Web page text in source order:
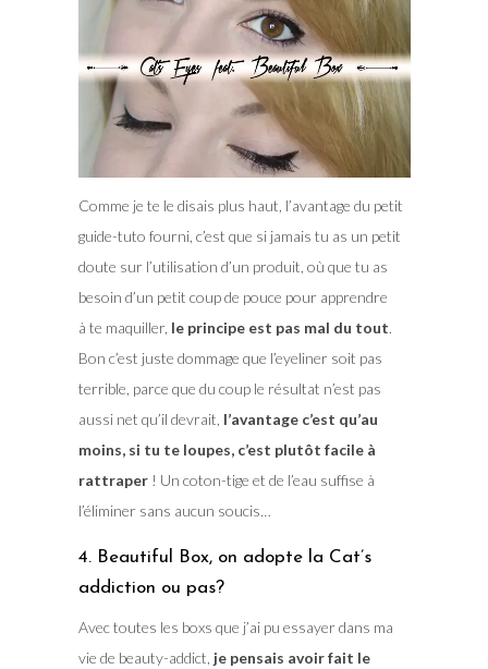
Comme je te le disais plus haut, l’avantage du petit
guide-tuto fourni, c’est que si jamais tu as un petit
doute sur l’utilisation d’un produit, où que tu as
besoin d’un petit coup de pouce pour apprendre
à te maquiller, le principe est pas mal du tout.
Bon c’est juste dommage que l’eyeliner soit pas
terrible, parce que du coup le résultat n’est pas
aussi net qu’il devrait, l’avantage c’est qu’au
moins, si tu te loupes, c’est plutôt facile à
rattraper ! Un coton-tige et de l’eau suffise à
l’éliminer sans aucun soucis…
4. Beautiful Box, on adopte la Cat’s
addiction ou pas?
Avec toutes les boxs que j’ai pu essayer dans ma
vie de beauty-addict, je pensais avoir fait le